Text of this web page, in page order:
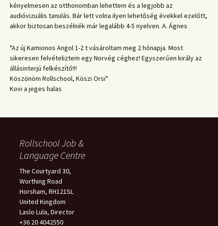
kényelmesen az otthonomban lehettem és a legjobb az
audióvizuális tanulás. Bár lett volna ilyen lehetőség évekkel ezelőtt,
akkor biztosan beszélnék már legalább 4-5 nyelven. A. Ágnes
"Az új Kamionos Angol 1-2 t vásároltam meg 2 hónapja. Most
sikeresen felvételiztem egy Norvég céghez! Egyszerűen király az
állásinterjú felkészítő!!!
Köszönöm Rollschool, Köszi Orsi"
Kovi a jeges halas
Rollschool Job &
Language Centre
The Courtyard 30,
Worthing Road
Horsham, RH121SL
United Kingdom
Laslo Lula, Director
+36 20 4042550